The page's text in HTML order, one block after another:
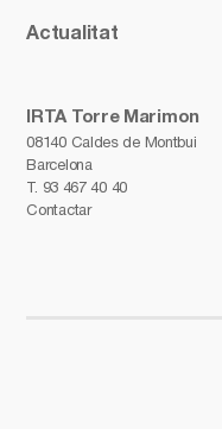
IRTA Torre Marimon
08140 Caldes de Montbui
Barcelona
T. 93 467 40 40
Contactar
Actualitat